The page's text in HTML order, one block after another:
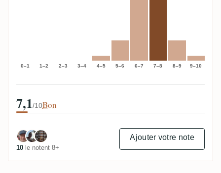
0–1 1–2 2–3 3–4 4–5 5–6 6–7 7–8 8–9 9–10
7,1/10Bon
10 le notent 8+
Ajouter votre note